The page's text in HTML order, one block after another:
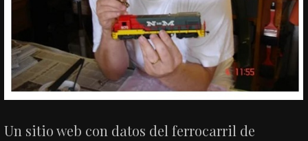
Un sitio web con datos del ferrocarril de